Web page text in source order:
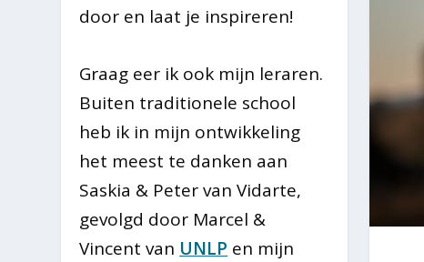
door en laat je inspireren!
Graag eer ik ook mijn leraren.
Buiten traditionele school
heb ik in mijn ontwikkeling
het meest te danken aan
Saskia & Peter van Vidarte,
gevolgd door Marcel &
Vincent van UNLP en mijn